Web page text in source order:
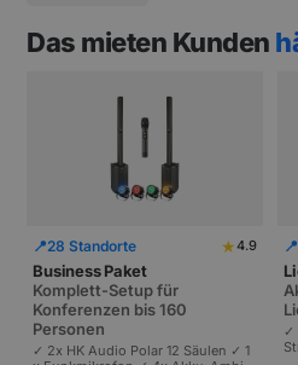
Das mieten Kunden
📍28 Standorte ★4.9
Business Paket
Komplett-Setup für
Konferenzen bis 160
Personen
✓ 2x HK Audio Polar 12 Säulen ✓ 1
📍
✓